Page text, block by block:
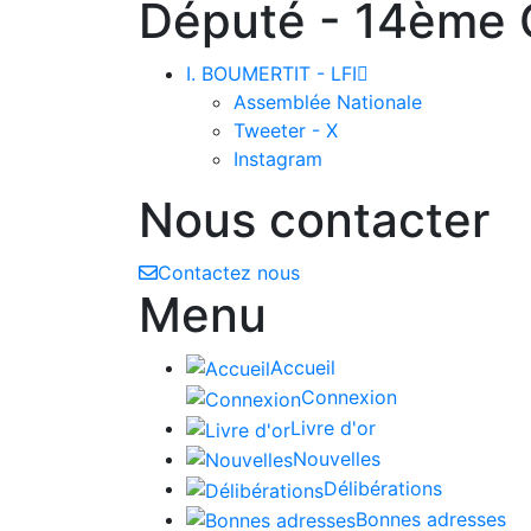
Député - 14ème
I. BOUMERTIT - LFI
Assemblée Nationale
Tweeter - X
Instagram
Nous contacter
Contactez nous
Menu
Accueil
Connexion
Livre d'or
Nouvelles
Délibérations
Bonnes adresses